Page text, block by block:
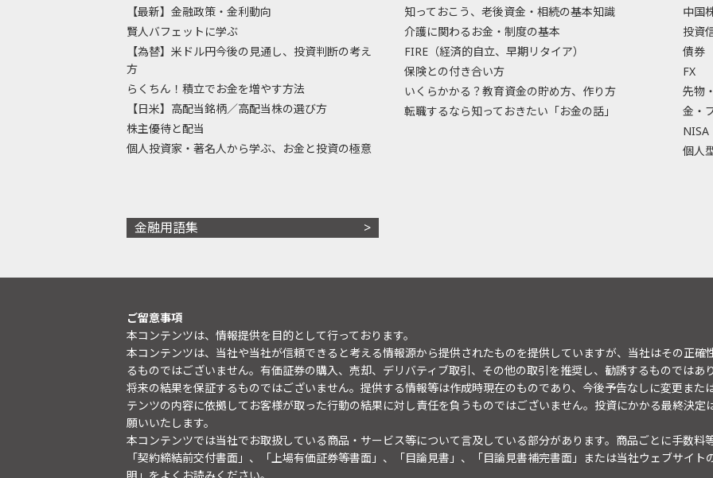
【最新】金融政策・金利動向
賢人バフェットに学ぶ
【為替】米ドル円今後の見通し、投資判断の考え
方
らくちん！積立でお金を増やす方法
【日米】高配当銘柄／高配当株の選び方
株主優待と配当
個人投資家・著名人から学ぶ、お金と投資の極意
知っておこう、老後資金・相続の基本知識
介護に関わるお金・制度の基本
FIRE（経済的自立、早期リタイア）
保険との付き合い方
いくらかかる？教育資金の貯め方、作り方
転職するなら知っておきたい「お金の話」
中国
投資
債券
FX
先物
金・
NISA
個人
金融用語集
ご留意事項
本コンテンツは、情報提供を目的として行っております。
本コンテンツは、当社や当社が信頼できると考える情報源から提供されたものを提供していますが、当社はその正
るものではございません。有価証券の購入、売却、デリバティブ取引、その他の取引を推奨し、勧誘するものでは
将来の結果を保証するものではございません。提供する情報等は作成時現在のものであり、今後予告なしに変更また
テンツの内容に依拠してお客様が取った行動の結果に対し責任を負うものではございません。投資にかかる最終決
願いいたします。
本コンテンツでは当社でお取扱している商品・サービス等について言及している部分があります。商品ごとに手数料
「契約締結前交付書面」、「上場有価証券等書面」、「目論見書」、「目論見書補完書面」または当社ウェブサイト